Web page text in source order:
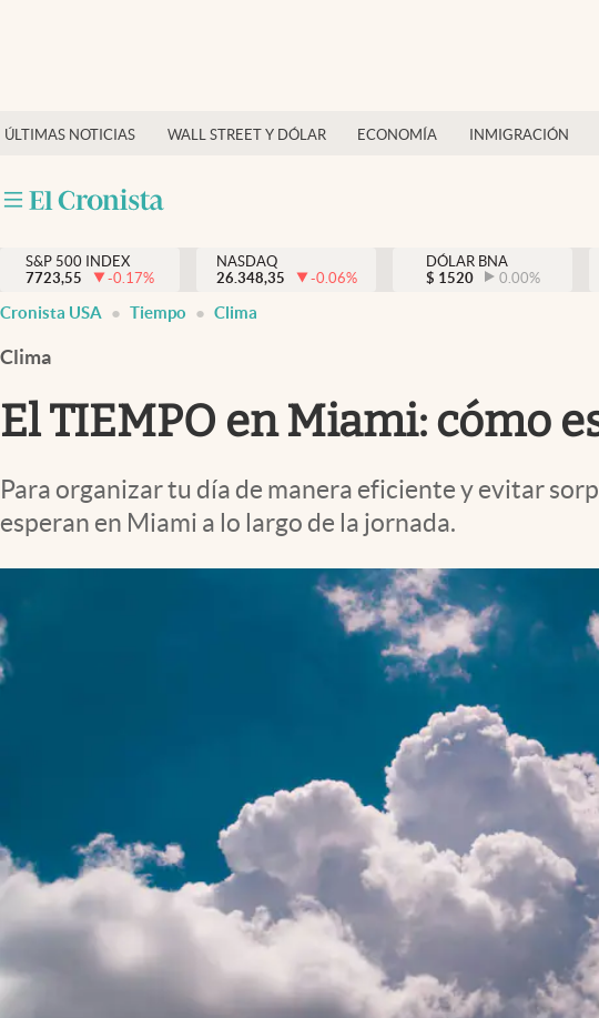
ÚLTIMAS NOTICIAS WALL STREET Y DÓLAR ECONOMÍA INMIGRACIÓN
Finanzas y economía
Inmigración
Trending
Streaming
S&P 500 INDEX
7723,55
-0.17%
NASDAQ
26.348,35
-0.06%
DÓLAR BNA
$ 1520 0.00%
Cronista USA Tiempo Clima
Clima
El TIEMPO en Miami: cómo
Para organizar tu día de manera eficiente y evitar
esperan en Miami a lo largo de la jornada.